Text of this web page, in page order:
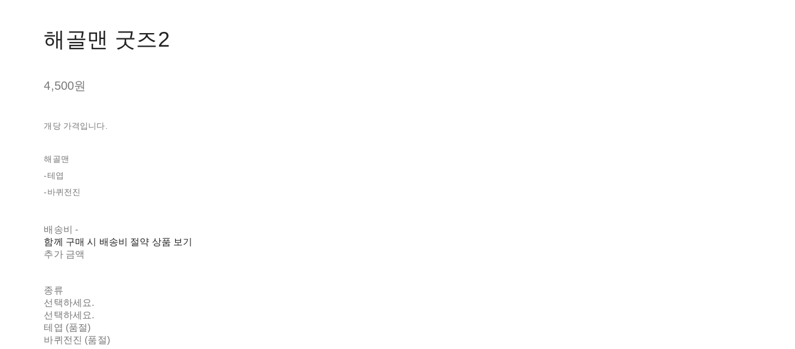
해골맨 굿즈2
4,500원
개당 가격입니다.
해골맨
-테엽
-바퀴전진
배송비-
함께 구매 시 배송비 절약 상품 보기
추가 금액
종류
선택하세요.
선택하세요.
테엽 (품절)
바퀴전진 (품절)